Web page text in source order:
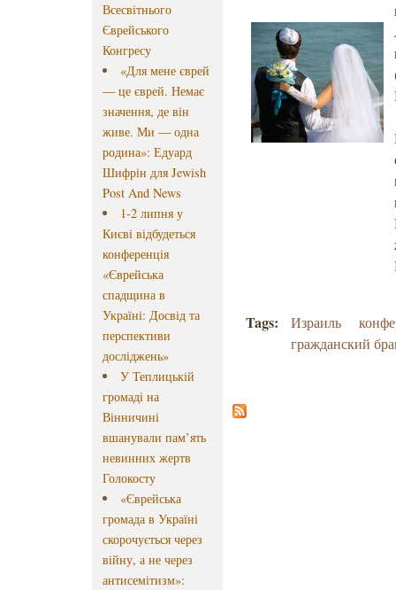
Всесвітнього
Єврейського
Конгресу
«Для мене єврей
— це єврей. Немає
значення, де він
живе. Ми — одна
родина»: Едуард
Шифрін для Jewish
Post And News
1-2 липня у
Києві відбудеться
конференція
«Єврейська
спадщина в
Україні: Досвід та
перспективи
досліджень»
У Теплицькій
громаді на
Вінничині
вшанували пам’ять
невинних жертв
Голокосту
«Єврейська
громада в Україні
скорочується через
війну, а не через
антисемітизм»:
Tags: Израиль
гражданский